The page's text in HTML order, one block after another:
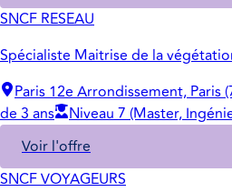
SNCF RESEAU
Spécialiste Maitrise de la
Paris 12e Arrondissement, Paris
de 3 ans
Niveau 7 (Master,
Voir l'offre
SNCF VOYAGEURS